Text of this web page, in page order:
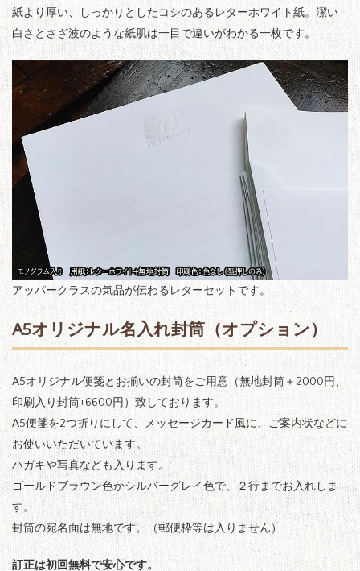
紙より厚い、しっかりとしたコシのあるレターホワイト紙。潔い
白さとさざ波のような紙肌は一目で違いがわかる一枚です。
アッパークラスの気品が伝わるレターセットです。
A5オリジナル名入れ封筒（オプション）
A5オリジナル便箋とお揃いの封筒をご用意（無地封筒＋2000円、
印刷入り封筒+6600円）致しております。
A5便箋を2つ折りにして、メッセージカード風に、ご案内状などに
お使いいただいています。
ハガキや写真なども入ります。
ゴールドブラウン色かシルバーグレイ色で、２行までお入れしま
す。
封筒の宛名面は無地です。（郵便枠等は入りません）
訂正は初回無料で安心です。